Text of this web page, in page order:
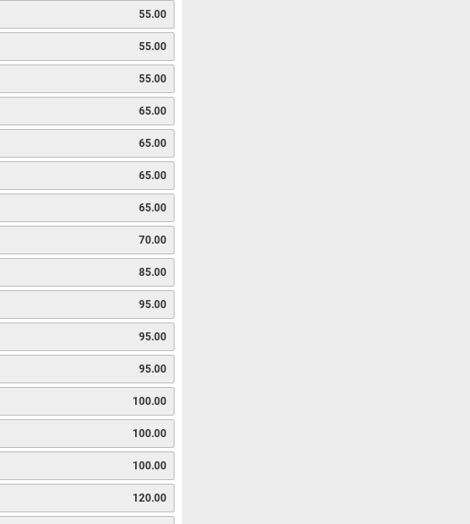
55.00
55.00
55.00
65.00
65.00
65.00
65.00
70.00
85.00
95.00
95.00
95.00
100.00
100.00
100.00
120.00